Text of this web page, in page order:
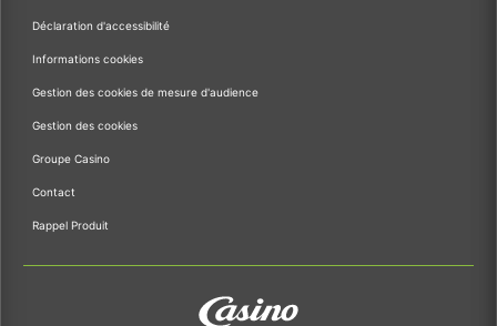
Déclaration d'accessibilité
Informations cookies
Gestion des cookies de mesure d'audience
Gestion des cookies
Groupe Casino
Contact
Rappel Produit